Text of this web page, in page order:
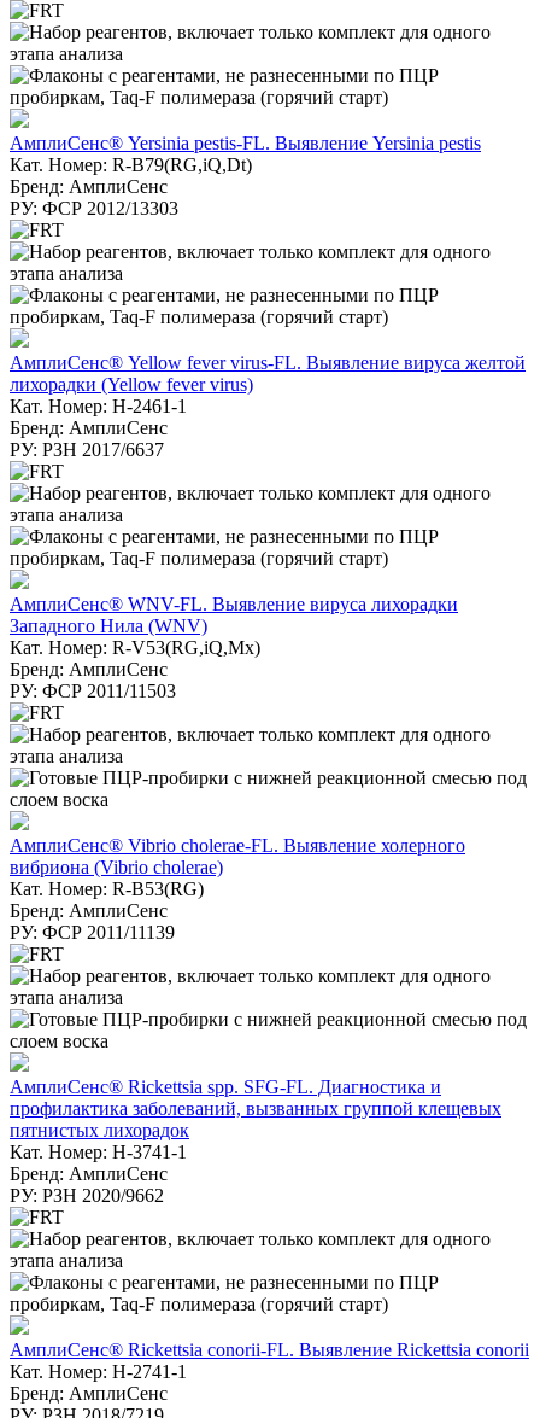
АмплиСенс® Yersinia pestis-FL. Выявление Yersinia pestis
Кат. Номер: R-B79(RG,iQ,Dt)
Бренд: АмплиСенс
РУ: ФСР 2012/13303
АмплиСенс® Yellow fever virus-FL. Выявление вируса желтой
лихорадки (Yellow fever virus)
Кат. Номер: H-2461-1
Бренд: АмплиСенс
РУ: РЗН 2017/6637
АмплиСенс® WNV-FL. Выявление вируса лихорадки
Западного Нила (WNV)
Кат. Номер: R-V53(RG,iQ,Mx)
Бренд: АмплиСенс
РУ: ФСР 2011/11503
АмплиСенс® Vibrio cholerae-FL. Выявление холерного
вибриона (Vibrio cholerae)
Кат. Номер: R-B53(RG)
Бренд: АмплиСенс
РУ: ФСР 2011/11139
АмплиСенс® Rickettsia spp. SFG-FL. Диагностика и
профилактика заболеваний, вызванных группой клещевых
пятнистых лихорадок
Кат. Номер: H-3741-1
Бренд: АмплиСенс
РУ: РЗН 2020/9662
АмплиСенс® Rickettsia conorii-FL. Выявление Rickettsia conorii
Кат. Номер: H-2741-1
Бренд: АмплиСенс